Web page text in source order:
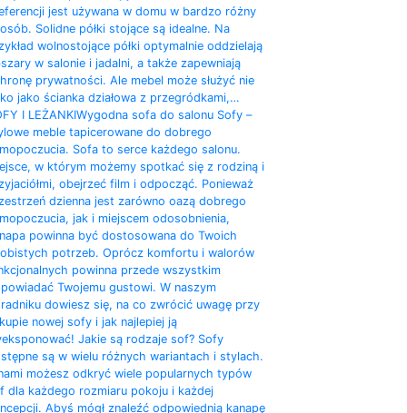
jest używana w domu w bardzo różny
Solidne półki stojące są idealne. Na
wolnostojące półki optymalnie oddzielają
w salonie i jadalni, a także zapewniają
prywatności. Ale mebel może służyć nie
jako ścianka działowa z przegródkami,…
I LEŻANKIWygodna sofa do salonu Sofy –
meble tapicerowane do dobrego
Sofa to serce każdego salonu.
w którym możemy spotkać się z rodziną i
obejrzeć film i odpocząć. Ponieważ
dzienna jest zarówno oazą dobrego
jak i miejscem odosobnienia,
powinna być dostosowana do Twoich
potrzeb. Oprócz komfortu i walorów
powinna przede wszystkim
Twojemu gustowi. W naszym
dowiesz się, na co zwrócić uwagę przy
nowej sofy i jak najlepiej ją
Jakie są rodzaje sof? Sofy
są w wielu różnych wariantach i stylach.
możesz odkryć wiele popularnych typów
dla każdego rozmiaru pokoju i każdej
Abyś mógł znaleźć odpowiednią kanapę